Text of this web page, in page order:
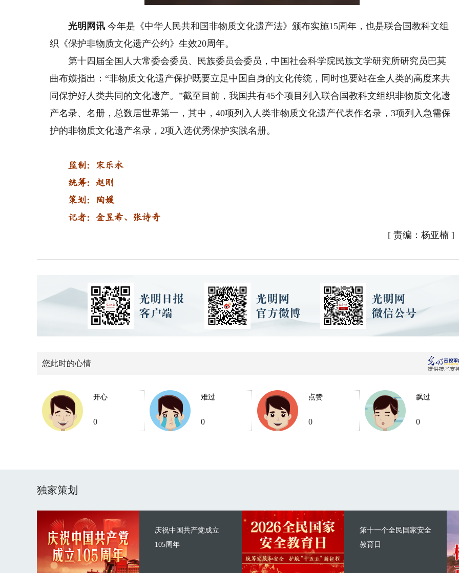
47.68%
Rate
光明网讯 今年是《中华人民共和国非物质文化遗产法》颁布实施15周年，也是联合国教科文组
织《保护非物质文化遗产公约》生效20周年。
第十四届全国人大常委会委员、民族委员会委员，中国社会科学院民族文学研究所研究员巴莫
曲布嫫指出：“非物质文化遗产保护既要立足中国自身的文化传统，同时也要站在全人类的高度来共
同保护好人类共同的文化遗产。”截至目前，我国共有45个项目列入联合国教科文组织非物质文化遗
产名录、名册，总数居世界第一，其中，40项列入人类非物质文化遗产代表作名录，3项列入急需保
护的非物质文化遗产名录，2项入选优秀保护实践名册。
监制：宋乐永
统筹：赵刚
策划：陶媛
记者：金昱希、张诗奇
[ 责编：杨亚楠 ]
您此时的心情
开心
0
难过
0
点赞
0
飘过
0
独家策划
庆祝中国共产党成立
105周年
第十一个全民国家安全
教育日